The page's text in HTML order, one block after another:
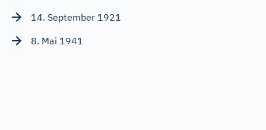
14. September 1921
8. Mai 1941